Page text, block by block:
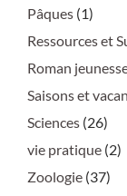
Pâques (1)
Ressources et
Roman
Saisons et
Sciences (26)
vie pratique (2)
Zoologie (37)